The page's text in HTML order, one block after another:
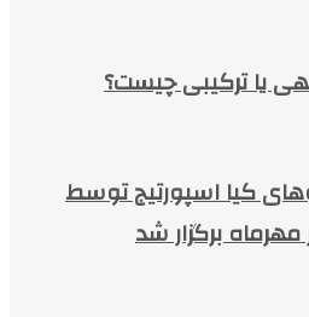
یا ترکیبی چیست؟
کیا اسپورتیج توسط
برگزار شد